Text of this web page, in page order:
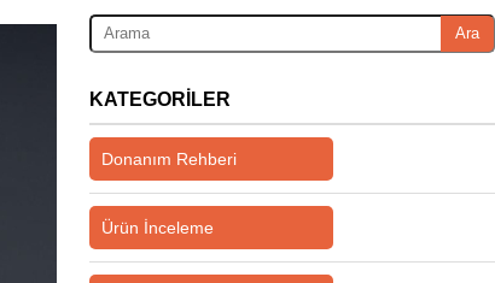
Ara
KATEGORILER
Donanım Rehberi
Ürün İnceleme